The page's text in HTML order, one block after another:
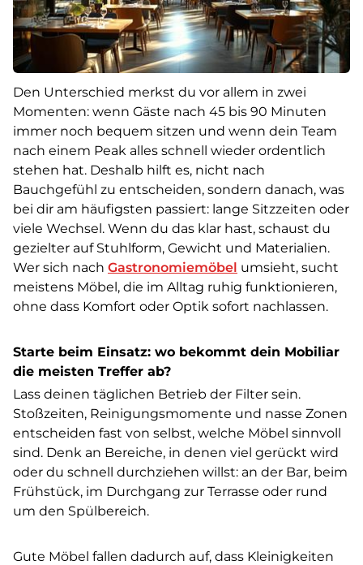
Den Unterschied merkst du vor allem in zwei
Momenten: wenn Gäste nach 45 bis 90 Minuten
immer noch bequem sitzen und wenn dein Team
nach einem Peak alles schnell wieder ordentlich
stehen hat. Deshalb hilft es, nicht nach
Bauchgefühl zu entscheiden, sondern danach, was
bei dir am häufigsten passiert: lange Sitzzeiten oder
viele Wechsel. Wenn du das klar hast, schaust du
gezielter auf Stuhlform, Gewicht und Materialien.
Wer sich nach Gastronomiemöbel umsieht, sucht
meistens Möbel, die im Alltag ruhig funktionieren,
ohne dass Komfort oder Optik sofort nachlassen.
Starte beim Einsatz: wo bekommt dein Mobiliar
die meisten Treffer ab?
Lass deinen täglichen Betrieb der Filter sein.
Stoßzeiten, Reinigungsmomente und nasse Zonen
entscheiden fast von selbst, welche Möbel sinnvoll
sind. Denk an Bereiche, in denen viel gerückt wird
oder du schnell durchziehen willst: an der Bar, beim
Frühstück, im Durchgang zur Terrasse oder rund
um den Spülbereich.
Gute Möbel fallen dadurch auf, dass Kleinigkeiten